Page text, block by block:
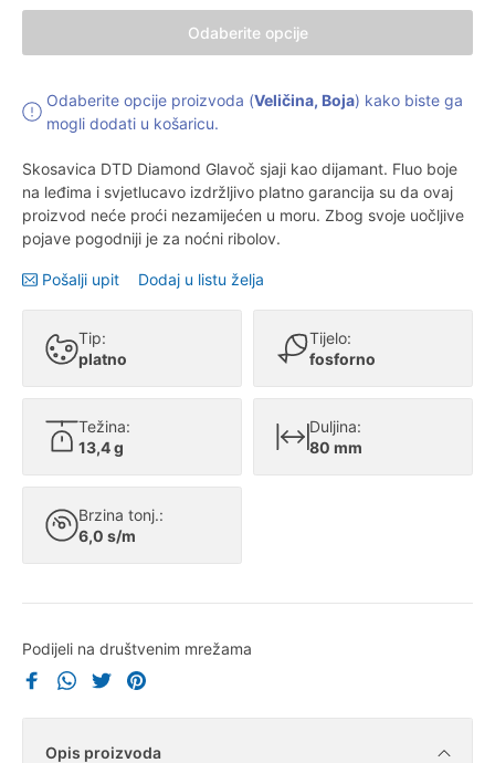
Odaberite opcije
Odaberite opcije proizvoda (Veličina, Boja) kako biste ga
mogli dodati u košaricu.
Skosavica DTD Diamond Glavoč sjaji kao dijamant. Fluo boje
na leđima i svjetlucavo izdržljivo platno garancija su da ovaj
proizvod neće proći nezamijećen u moru. Zbog svoje uočljive
pojave pogodniji je za noćni ribolov.
Pošalji upit Dodaj u listu želja
Tip:
platno
Tijelo:
fosforno
Težina:
13,4 g
Duljina:
80 mm
Brzina tonj.:
6,0 s/m
Podijeli na društvenim mrežama
Opis proizvoda